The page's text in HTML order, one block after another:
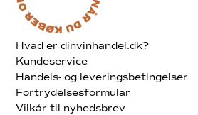
Hvad er dinvinhandel.dk?
Kundeservice
Handels- og leveringsbetingelser
Fortrydelsesformular
Vilkår til nyhedsbrev